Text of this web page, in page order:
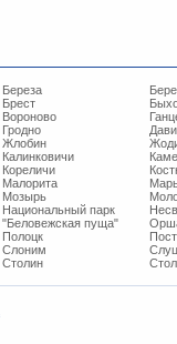
Береза
Брест
Вороново
Гродно
Жлобин
Калинковичи
Кореличи
Малорита
Мозырь
Национальный парк
"Беловежская пуща"
Полоцк
Слоним
Столин